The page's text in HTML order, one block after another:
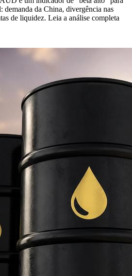
demanda da China, divergência nas
de liquidez. Leia a análise completa